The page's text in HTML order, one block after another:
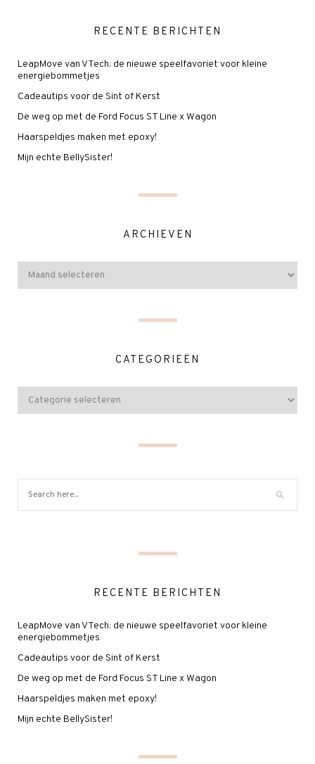
RECENTE BERICHTEN
LeapMove van VTech: de nieuwe speelfavoriet voor kleine
energiebommetjes
Cadeautips voor de Sint of Kerst
De weg op met de Ford Focus ST Line x Wagon
Haarspeldjes maken met epoxy!
Mijn echte BellySister!
ARCHIEVEN
CATEGORIEËN
RECENTE BERICHTEN
LeapMove van VTech: de nieuwe speelfavoriet voor kleine
energiebommetjes
Cadeautips voor de Sint of Kerst
De weg op met de Ford Focus ST Line x Wagon
Haarspeldjes maken met epoxy!
Mijn echte BellySister!